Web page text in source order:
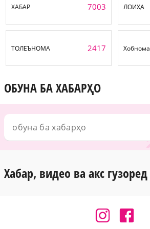
ХАБАР 7003 ЛОИҲА
ТОЛЕЪНОМА 2417 Хобнома
ОБУНА БА ХАБАРҲО
Хабар, видео ва акс гузоред